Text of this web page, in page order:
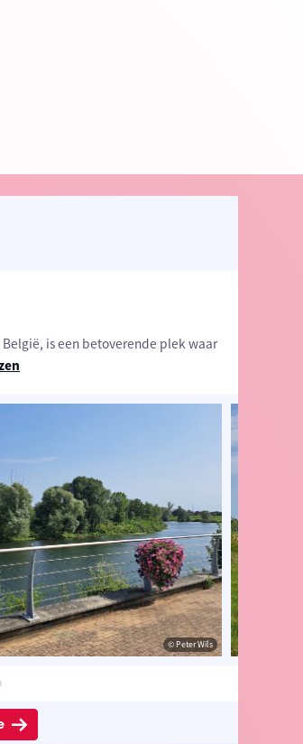
© Eddy & Rita
is een betoverende plek waar
© Peter Wils